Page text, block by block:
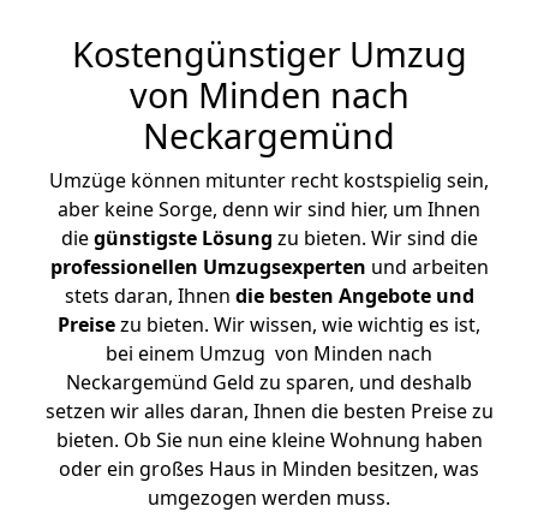
Kostengünstiger Umzug
von Minden nach
Neckargemünd
Umzüge können mitunter recht kostspielig sein,
aber keine Sorge, denn wir sind hier, um Ihnen
diegünstigste Lösung zu bieten. Wir sind die
professionellen Umzugsexperten und arbeiten
stets daran, Ihnen die besten Angebote und
Preisezu bieten. Wir wissen, wie wichtig es ist,
bei einem Umzug von Minden nach
Neckargemünd Geld zu sparen, und deshalb
setzen wir alles daran, Ihnen die besten Preise zu
bieten. Ob Sie nun eine kleine Wohnung haben
oder ein großes Haus in Minden besitzen, was
umgezogen werden muss.